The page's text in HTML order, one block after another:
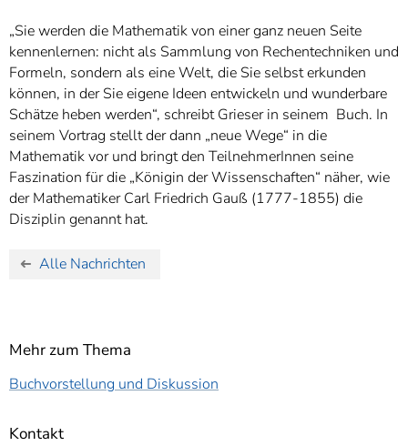
„Sie werden die Mathematik von einer ganz neuen Seite
kennenlernen: nicht als Sammlung von Rechentechniken und
Formeln, sondern als eine Welt, die Sie selbst erkunden
können, in der Sie eigene Ideen entwickeln und wunderbare
Schätze heben werden“, schreibt Grieser in seinem Buch. In
seinem Vortrag stellt der dann „neue Wege“ in die
Mathematik vor und bringt den TeilnehmerInnen seine
Faszination für die „Königin der Wissenschaften“ näher, wie
der Mathematiker Carl Friedrich Gauß (1777-1855) die
Disziplin genannt hat.
Alle Nachrichten
Mehr zum Thema
Buchvorstellung und Diskussion
Kontakt